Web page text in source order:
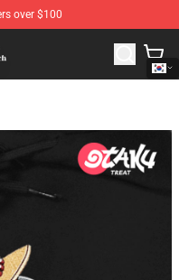
over $100
Piece Merchandise Shop